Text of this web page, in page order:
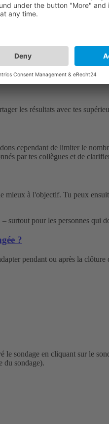
et dont tu peux apprendre.
à l'aide du feedback reçu.
les résultats avec tes
cependant de limiter le
par tes collègues et de
à l'objectif. Tu peux
surtout pour les personnes qui
?
pendant ou après la
sondage en cliquant sur le
du sondage).